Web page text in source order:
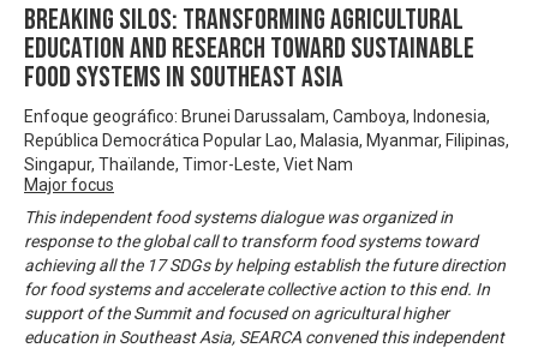
Breaking Silos: Transforming Agricultural
Education and Research toward Sustainable
Food Systems in Southeast Asia
Enfoque geográfico: Brunei Darussalam, Camboya, Indonesia,
República Democrática Popular Lao, Malasia, Myanmar, Filipinas,
Singapur, Thaïlande, Timor-Leste, Viet Nam
Major focus
This independent food systems dialogue was organized in
response to the global call to transform food systems toward
achieving all the 17 SDGs by helping establish the future direction
for food systems and accelerate collective action to this end. In
support of the Summit and focused on agricultural higher
education in Southeast Asia, SEARCA convened this independent